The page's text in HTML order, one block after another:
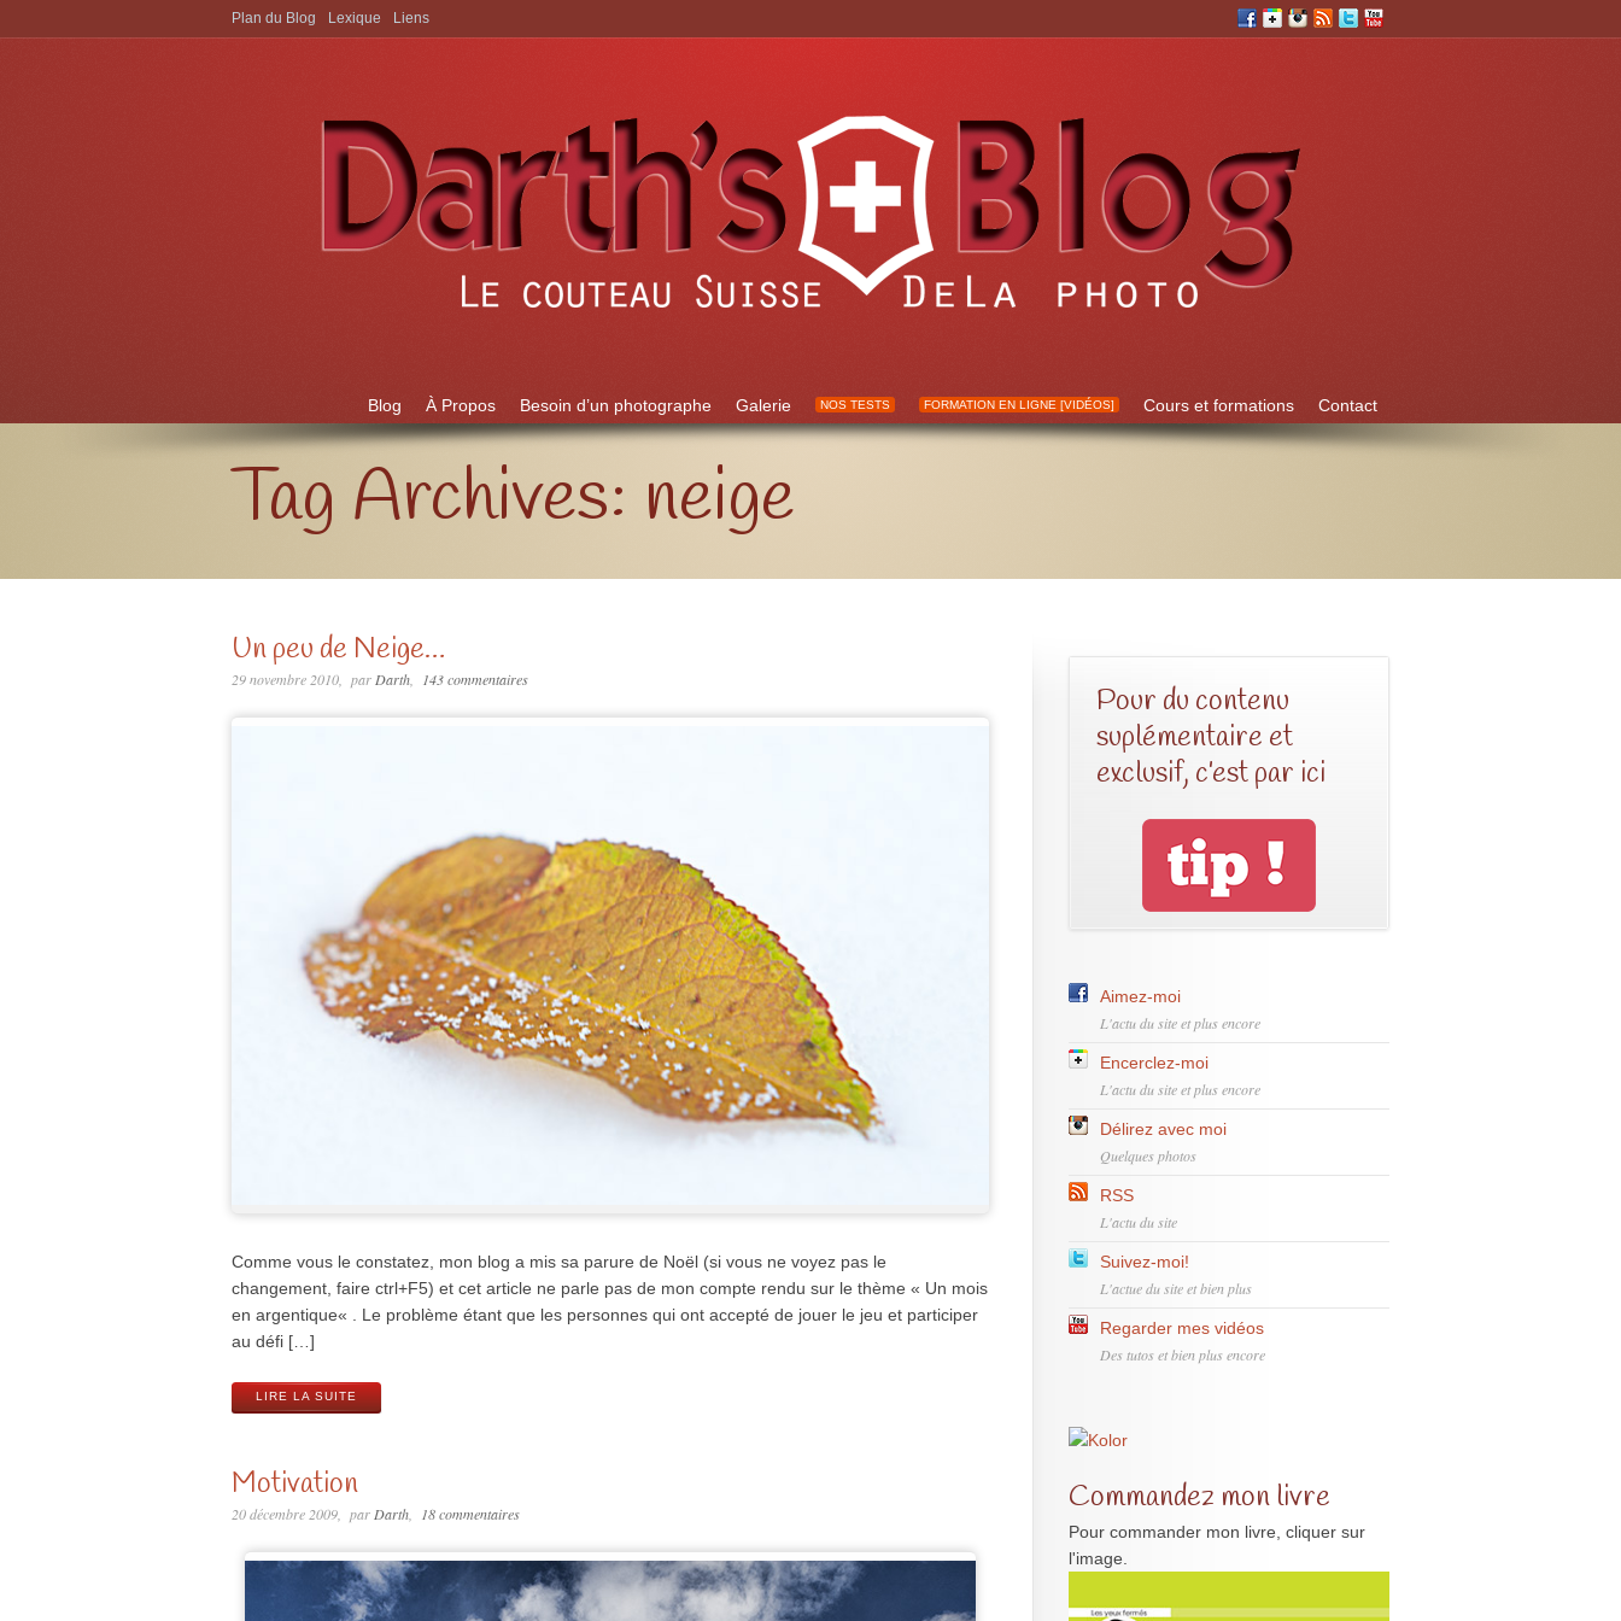
Aller à:
Blog À Propos Besoin d’un photographe Galerie NOS TESTS FORMATION EN LIGNE [VIDÉOS] Cours et formations Contact
Plan du Blog Lexique Liens
Tag Archives: neige
Un peu de Neige…
29 novembre 2010 par Darth 143 commentaires
Comme vous le constatez, mon blog a mis sa parure de Noël (si vous ne voyez pas le
changement, faire ctrl+F5) et cet article ne parle pas de mon compte rendu sur le thème « Un mois
en argentique« . Le problème étant que les personnes qui ont accepté de jouer le jeu et participer
au défi […]
LIRE LA SUITE
Motivation
20 décembre 2009 parDarth 18 commentaires
Pour du contenu
suplémentaire et
exclusif, c’est par ici
Aimez-moi
L'actu du site et plus encore
Encerclez-moi
L'actu du site et plus encore
Délirez avec moi
Quelques photos
RSS
L'actu du site
Suivez-moi!
L'actue du site et bien plus
Regarder mes vidéos
Des tutos et bien plus encore
Commandez mon livre
Pour commander mon livre, cliquer sur
l'image.